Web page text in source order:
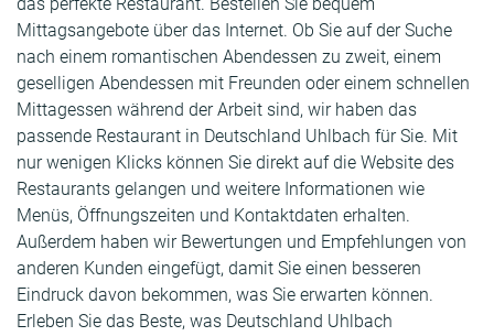
Mittagsangebote über das Internet. Ob Sie auf der Suche
nach einem romantischen Abendessen zu zweit, einem
geselligen Abendessen mit Freunden oder einem schnellen
Mittagessen während der Arbeit sind, wir haben das
passende Restaurant in Deutschland Uhlbach für Sie. Mit
nur wenigen Klicks können Sie direkt auf die Website des
Restaurants gelangen und weitere Informationen wie
Menüs, Öffnungszeiten und Kontaktdaten erhalten.
Außerdem haben wir Bewertungen und Empfehlungen von
anderen Kunden eingefügt, damit Sie einen besseren
Eindruck davon bekommen, was Sie erwarten können.
Erleben Sie das Beste, was Deutschland Uhlbach